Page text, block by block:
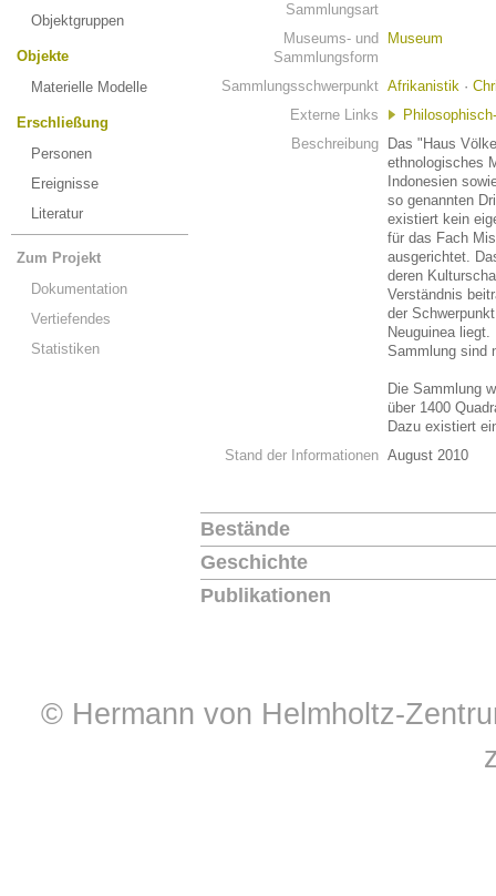
Objektgruppen
Objekte
Materielle Modelle
Erschließung
Personen
Ereignisse
Literatur
Zum Projekt
Dokumentation
Vertiefendes
Statistiken
Sammlungsart
Museums- und
Sammlungsform
Museum
Sammlungsschwerpunkt Afrikanistik ·
Externe Links
Beschreibung
Das "Haus
ethnologisches
Indonesien
so genannten
existiert kein
für das Fach
ausgerichtet.
deren
Verständnis
der
Neuguinea
Sammlung sind
Die Sammlung
über 1400
Dazu existiert
Stand der Informationen August 2010
Bestände
Geschichte
Publikationen
© Hermann von Helmholtz-